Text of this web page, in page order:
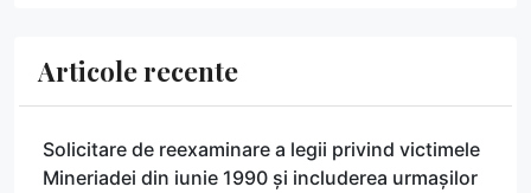
Articole recente
Solicitare de reexaminare a legii privind victimele
Mineriadei din iunie 1990 și includerea urmașilor